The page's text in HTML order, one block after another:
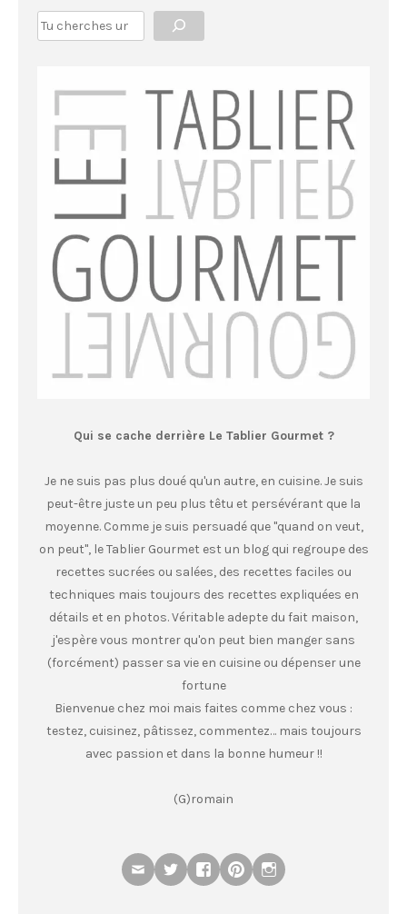
Qui se cache derrière Le Tablier Gourmet ?
Je ne suis pas plus doué qu'un autre, en cuisine. Je suis
peut-être juste un peu plus têtu et persévérant que la
moyenne. Comme je suis persuadé que "quand on veut,
on peut", le Tablier Gourmet est un blog qui regroupe des
recettes sucrées ou salées, des recettes faciles ou
techniques mais toujours des recettes expliquées en
détails et en photos. Véritable adepte du fait maison,
j'espère vous montrer qu'on peut bien manger sans
(forcément) passer sa vie en cuisine ou dépenser une
fortune
Bienvenue chez moi mais faites comme chez vous :
testez, cuisinez, pâtissez, commentez… mais toujours
avec passion et dans la bonne humeur !!
(G)romain